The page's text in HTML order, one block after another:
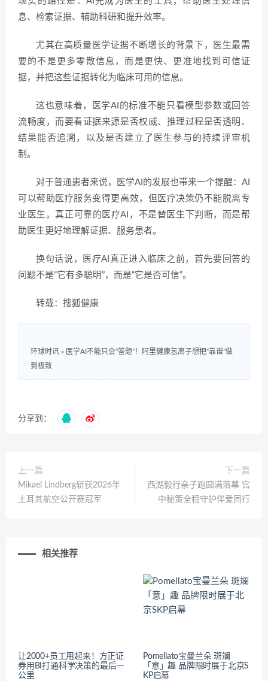
息、检索证据、辅助科研和提升效率。
尤其在高质量医学证据不断增长的背景下，医生最需
要的不是更多零散信息，而是更快、更准地找到可信证
据，并把这些证据转化为临床可用的信息。
这也意味着，医学AI的标准不能只看模型参数或回答
流畅度，而要看证据来源是否权威、推理过程是否透明、
结果能否追溯，以及是否建立了医生参与的持续评审机
制。
对于普通患者来说，医学AI的发展也带来一个提醒：AI
可以帮助医疗服务变得更高效，但医疗决策仍不能脱离专
业医生。真正可靠的医疗AI，不是替医生下判断，而是帮
助医生更好地理解证据、服务患者。
换句话说，医疗AI真正进入临床之前，首先要回答的
问题不是“它有多聪明”，而是“它是否可信”。
转载：搜狐健康
环球时讯 » 医学AI不能只会“答题”！阿里健康氢离子想把“靠谱”做
到极致
分享到：
上一篇
Mikael Lindberg斩获2026年
土耳其航空公开赛冠军
下一篇
西湖毅行亲子跑圆满落幕 宫
中秘策全程守护伴爱同行
相关推荐
让2000+员工用起来！方正证
券用BI打通科学决策的最后一
公里
Pomellato宝曼兰朵 斑斓
「意」趣 品牌限时展于北京S
KP启幕